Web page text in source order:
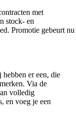
met
stock- en
Promotie gebeurt nu
er een, die
Via de
volledig
en voeg je een